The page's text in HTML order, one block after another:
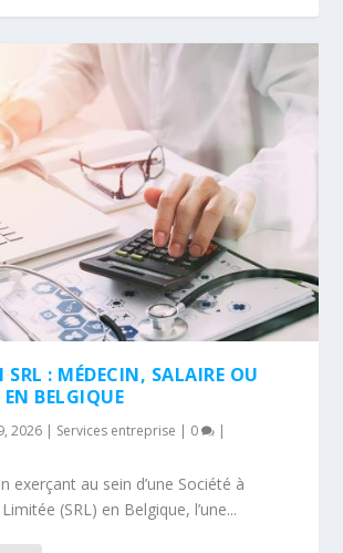
SRL : MÉDECIN, SALAIRE OU
BELGIQUE
2026 | Services entreprise | 0 |
exerçant au sein d’une Société à
(SRL) en Belgique, l’une...